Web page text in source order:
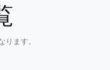
ます。